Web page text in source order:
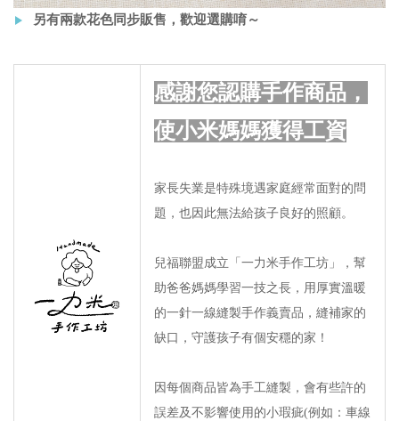
另有兩款花色同步販售，歡迎選購唷～
感謝您認購手作商品，
使小米媽媽獲得工資
家長失業是特殊境遇家庭經常面對的問
題，也因此無法給孩子良好的照顧。
兒福聯盟成立「一力米手作工坊」，幫
助爸爸媽媽學習一技之長，用厚實溫暖
的一針一線縫製手作義賣品，縫補家的
缺口，守護孩子有個安穩的家！
因每個商品皆為手工縫製，會有些許的
誤差及不影響使用的小瑕疵(例如：車線